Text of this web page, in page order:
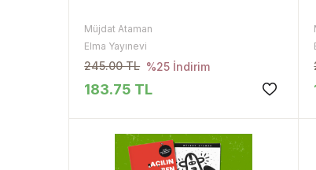
Müjdat Ataman
Elma Yayınevi
245.00 TL %25 İndirim
183.75 TL